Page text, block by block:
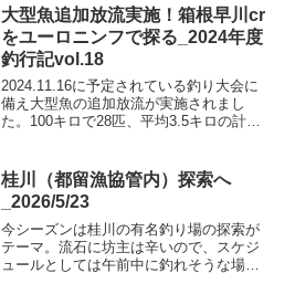
明らかに60は超えるスーパーレインボ
ー。体高も凄い。上流に走り、そして何
度となくジャンプ。とにかく太くて水し
ぶきが凄い！これ以上下られたらもうお
しまいという所で定位して暫く動かなか
った。ここで判断を誤った。ラインに過
度のテンションを掛けずに魚に近づいて
上流に走らせればよかった。その逆をし
ウト(>_&lt;)この脱力感は半端な
い・・・・時刻はまだ6時。まだまだ今日
は始まったばかり。気を取り直して再
開。何と、再びヒット！。首の振りで大
きくないことは分かるがやたらと引きが
強い。そしてよく跳ねる。先週に続き
40cmはないがヒレピンの綺麗なニジマ
大型魚追加放流実施！箱根早川cr
をユーロニンフで探る_2024年度
釣行記vol.18
2024.11.16に予定されている釣り大会に
備え大型魚の追加放流が実施されまし
た。100キロで28匹、平均3.5キロの計
た！
桂川（都留漁協管内）探索へ
_2026/5/23
今シーズンは桂川の有名釣り場の探索が
テーマ。流石に坊主は辛いので、スケジ
ュールとしては午前中に釣れそうな場所